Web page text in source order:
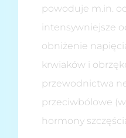
powoduje m.in.
intensywniejsze
obniżenie
krwiaków i
przewodnictwa
przeciwbólowe
hormony